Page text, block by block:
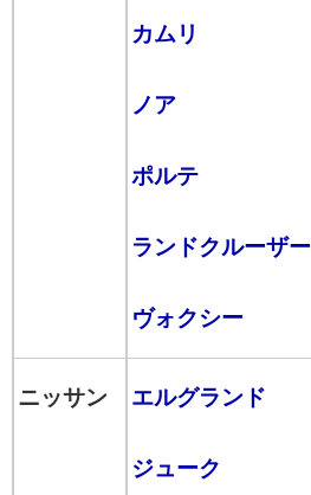
カムリ
ノア
ポルテ
ランドクルーザー
ヴォクシー
ニッサン エルグランド
ジューク